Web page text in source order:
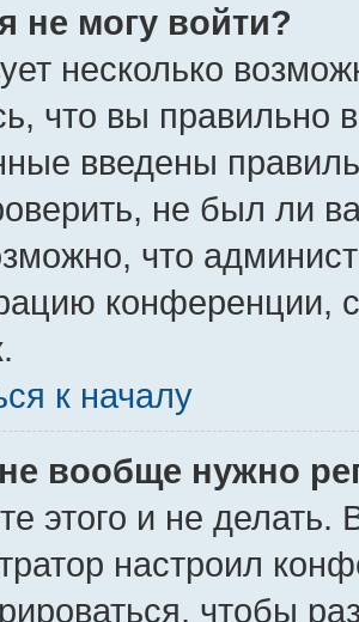
не могу войти?
несколько
что вы правильно
введены
не был ли
что
конференции,
к началу
вообще нужно
этого и не делать.
настроил
чтобы